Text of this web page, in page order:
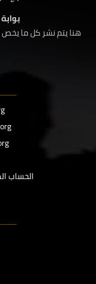
هنا يتم نشر كل ما يخص
الحساب